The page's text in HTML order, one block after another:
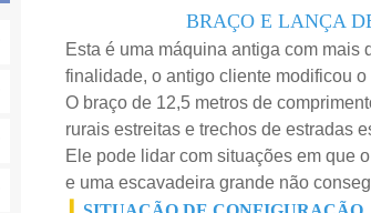
BRAÇO E LANÇA
Esta é uma máquina antiga com mais
finalidade, o antigo cliente modificou
O braço de 12,5 metros de
rurais estreitas e trechos de estradas
Ele pode lidar com situações em que
e uma escavadeira grande não